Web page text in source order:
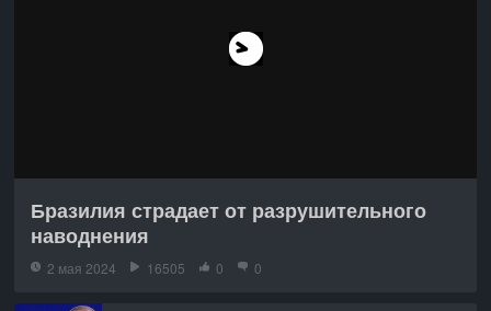
Бразилия страдает от разрушительного
наводнения
2 мая 2024 16505 0 0